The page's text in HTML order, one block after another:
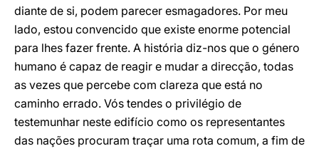
diante de si, podem parecer esmagadores. Por meu
lado, estou convencido que existe enorme potencial
para lhes fazer frente. A história diz-nos que o género
humano é capaz de reagir e mudar a direcção, todas
as vezes que percebe com clareza que está no
caminho errado. Vós tendes o privilégio de
testemunhar neste edifício como os representantes
das nações procuram traçar uma rota comum, a fim de